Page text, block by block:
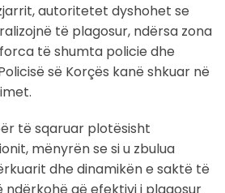
autoritetet dyshohet se
të plagosur, ndërsa zona
të shumta policie dhe
së Korçës kanë shkuar në
të sqaruar plotësisht
mënyrën se si u zbulua
dhe dinamikën e saktë të